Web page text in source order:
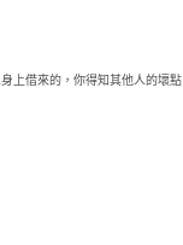
上借來的，你得知其他人的壞點